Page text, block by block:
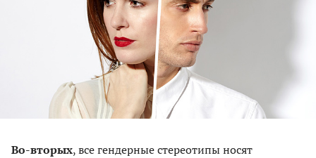
Во-вторых, все гендерные стереотипы носят